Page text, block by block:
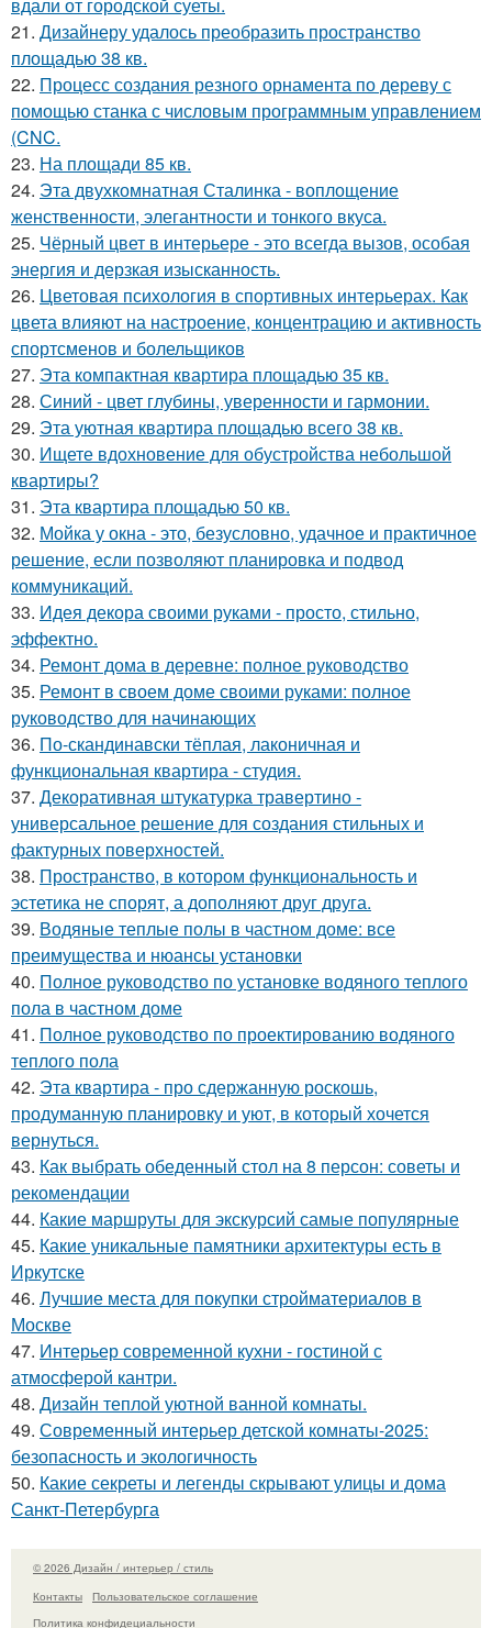
21. Дизайнеру удалось преобразить пространство
площадью 38 кв.
22. Процесс создания резного орнамента по дереву с
помощью станка с числовым программным управлением
(CNC.
23. На площади 85 кв.
24. Эта двухкомнатная Сталинка - воплощение
женственности, элегантности и тонкого вкуса.
25. Чёрный цвет в интерьере - это всегда вызов, особая
энергия и дерзкая изысканность.
26. Цветовая психология в спортивных интерьерах. Как
цвета влияют на настроение, концентрацию и активность
спортсменов и болельщиков
27. Эта компактная квартира площадью 35 кв.
28. Синий - цвет глубины, уверенности и гармонии.
29. Эта уютная квартира площадью всего 38 кв.
30. Ищете вдохновение для обустройства небольшой
квартиры?
31. Эта квартира площадью 50 кв.
32. Мойка у окна - это, безусловно, удачное и практичное
решение, если позволяют планировка и подвод
коммуникаций.
33. Идея декора своими руками - просто, стильно,
эффектно.
34. Ремонт дома в деревне: полное руководство
35. Ремонт в своем доме своими руками: полное
руководство для начинающих
36. По-скандинавски тёплая, лаконичная и
функциональная квартира - студия.
37. Декоративная штукатурка травертино -
универсальное решение для создания стильных и
фактурных поверхностей.
38. Пространство, в котором функциональность и
эстетика не спорят, а дополняют друг друга.
39. Водяные теплые полы в частном доме: все
преимущества и нюансы установки
40. Полное руководство по установке водяного теплого
пола в частном доме
41. Полное руководство по проектированию водяного
теплого пола
42. Эта квартира - про сдержанную роскошь,
продуманную планировку и уют, в который хочется
вернуться.
43. Как выбрать обеденный стол на 8 персон: советы и
рекомендации
44. Какие маршруты для экскурсий самые популярные
45. Какие уникальные памятники архитектуры есть в
Иркутске
46. Лучшие места для покупки стройматериалов в
Москве
47. Интерьер современной кухни - гостиной с
атмосферой кантри.
48. Дизайн теплой уютной ванной комнаты.
49. Современный интерьер детской комнаты-2025:
безопасность и экологичность
50. Какие секреты и легенды скрывают улицы и дома
Санкт-Петербурга
© 2026 Дизайн / интерьер / стиль
Контакты
Пользовательское соглашение
Политика конфидециальности